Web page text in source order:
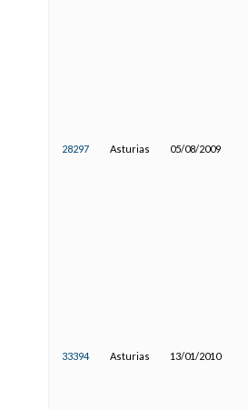
28297 Asturias 05/08/2009
33394 Asturias 13/01/2010